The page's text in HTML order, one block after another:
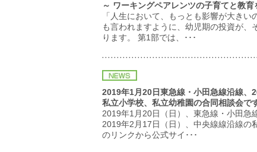
～ ワーキングペアレンツの子育てと教育
「人生において、もっとも影響が大き
も言われますように、幼児期の投資が
ります。 第1部では、･･･
2019年1月20日東急線・小田急線沿線、
私立小学校、私立幼稚園の合同相談会で
2019年1月20日（日）、東急線・小田急
2019年2月17日（日）、中央線線沿線の
のリンクから公式サイ･･･